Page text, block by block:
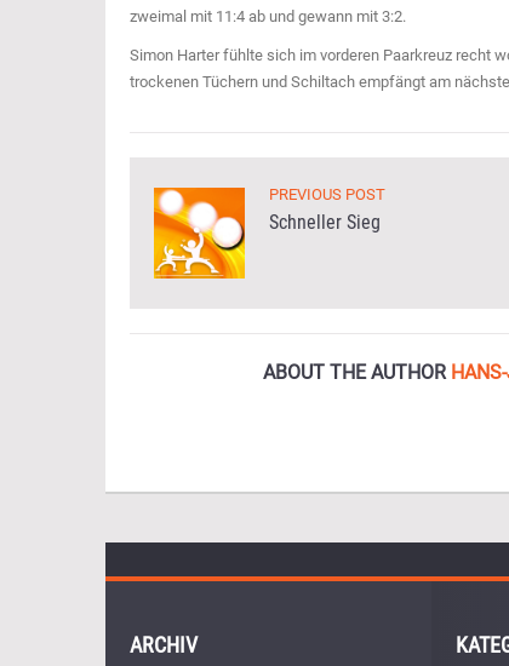
zweimal mit 11:4 ab und gewann mit 3:2.
Simon Harter fühlte sich im vorderen Paarkreuz recht
trockenen Tüchern und Schiltach empfängt am
PREVIOUS POST
Schneller Sieg
ABOUT THE AUTHOR
ARCHIV